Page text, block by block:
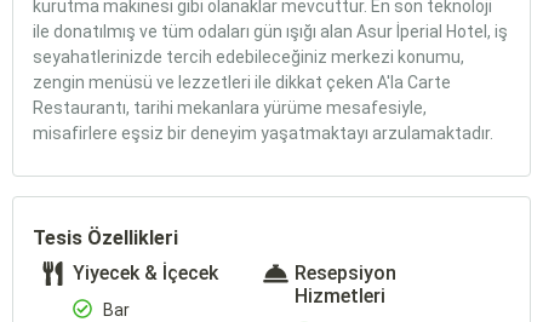
kurutma makinesi gibi olanaklar mevcuttur. En son teknoloji
ile donatılmış ve tüm odaları gün ışığı alan Asur İperial Hotel, iş
seyahatlerinizde tercih edebileceğiniz merkezi konumu,
zengin menüsü ve lezzetleri ile dikkat çeken A'la Carte
Restaurantı, tarihi mekanlara yürüme mesafesiyle,
misafirlere eşsiz bir deneyim yaşatmaktayı arzulamaktadır.
Tesis Özellikleri
Yiyecek & İçecek
Bar
Resepsiyon
Hizmetleri